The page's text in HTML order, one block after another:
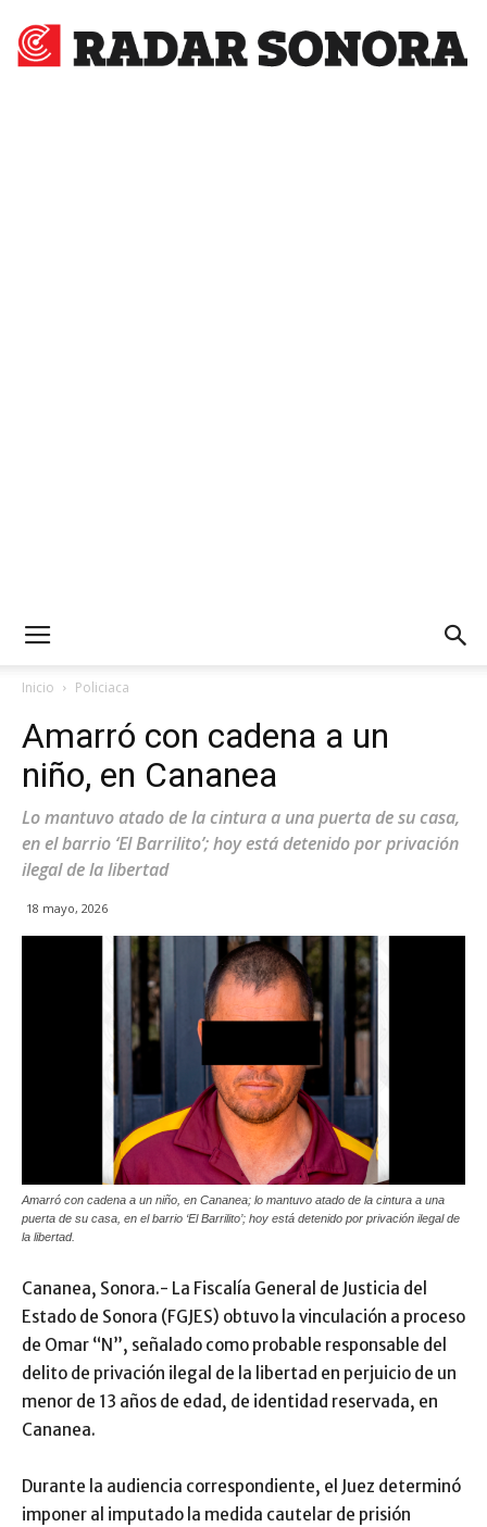
Inicio Policiaca
Amarró con cadena a un
niño, en Cananea
Lo mantuvo atado de la cintura a una puerta de su casa,
en el barrio ‘El Barrilito’; hoy está detenido por privación
ilegal de la libertad
18 mayo, 2026
Amarró con cadena a un niño, en Cananea; lo mantuvo atado de la cintura a una
puerta de su casa, en el barrio ‘El Barrilito’; hoy está detenido por privación ilegal de
la libertad.
Cananea, Sonora.- La Fiscalía General de Justicia del
Estado de Sonora (FGJES) obtuvo la vinculación a proceso
de Omar “N”, señalado como probable responsable del
delito de privación ilegal de la libertad en perjuicio de un
menor de 13 años de edad, de identidad reservada, en
Cananea.
Durante la audiencia correspondiente, el Juez determinó
imponer al imputado la medida cautelar de prisión